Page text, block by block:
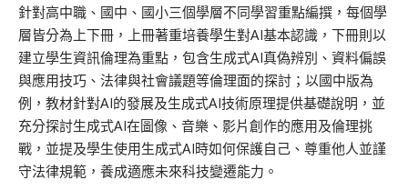
針對高中職、國中、國小三個學層不同學習重點編撰，每個學
層皆分為上下冊，上冊著重培養學生對AI基本認識，下冊則以
建立學生資訊倫理為重點，包含生成式AI真偽辨別、資料偏誤
與應用技巧、法律與社會議題等倫理面的探討；以國中版為
例，教材針對AI的發展及生成式AI技術原理提供基礎說明，並
充分探討生成式AI在圖像、音樂、影片創作的應用及倫理挑
戰，並提及學生使用生成式AI時如何保護自己、尊重他人並謹
守法律規範，養成適應未來科技變遷能力。